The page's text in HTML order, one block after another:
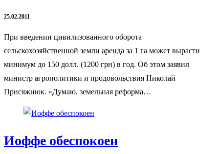
25.02.2011
При введении цивилизованного оборота
сельскохозяйственной земли аренда за 1 га может вырасти
минимум до 150 долл. (1200 грн) в год. Об этом заявил
министр агрополитики и продовольствия Николай
Присяжнюк. «Думаю, земельная реформа…
Иоффе обеспокоен